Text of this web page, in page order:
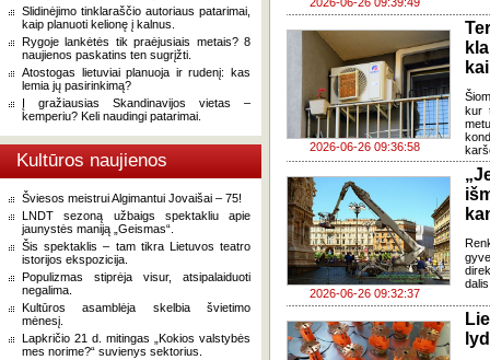
Slidinėjimo tinklaraščio autoriaus patarimai,
kaip planuoti kelionę į kalnus.
Rygoje lankėtės tik praėjusiais metais? 8
naujienos paskatins ten sugrįžti.
Atostogas lietuviai planuoja ir rudenį: kas
lemia jų pasirinkimą?
Į gražiausias Skandinavijos vietas –
kemperiu? Keli naudingi patarimai.
Kultūros naujienos
Šviesos meistrui Algimantui Jovaišai – 75!
LNDT sezoną užbaigs spektakliu apie
jaunystės maniją „Geismas“.
Šis spektaklis – tam tikra Lietuvos teatro
istorijos ekspozicija.
Populizmas stiprėja visur, atsipalaiduoti
negalima.
Kultūros asamblėja skelbia švietimo
mėnesį.
Lapkričio 21 d. mitingas „Kokios valstybės
mes norime?“ suvienys sektorius.
2026-06-26 09:36:58
kur
2026-06-26 09:32:37